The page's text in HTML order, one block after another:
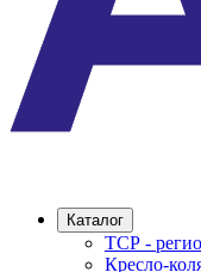
Каталог
ТСР -
Кресло-